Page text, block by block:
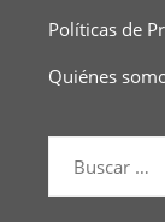
Políticas de
Quiénes